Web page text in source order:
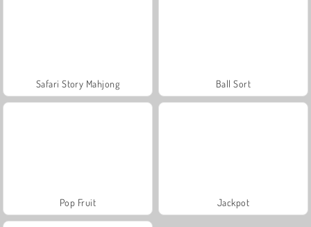
Safari Story Mahjong Ball Sort
Pop Fruit Jackpot